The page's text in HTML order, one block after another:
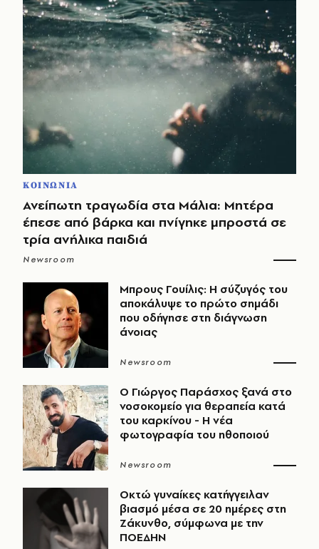
ΚΟΙΝΩΝΙΑ
Ανείπωτη τραγωδία στα Μάλια: Μητέρα
έπεσε από βάρκα και πνίγηκε μπροστά σε
τρία ανήλικα παιδιά
Newsroom
Μπρους Γουίλις: Η σύζυγός του
αποκάλυψε το πρώτο σημάδι
που οδήγησε στη διάγνωση
άνοιας
Newsroom
O Γιώργος Παράσχος ξανά στο
νοσοκομείο για θεραπεία κατά
του καρκίνου - Η νέα
φωτογραφία του ηθοποιού
Newsroom
Οκτώ γυναίκες κατήγγειλαν
βιασμό μέσα σε 20 ημέρες στη
Ζάκυνθο, σύμφωνα με την
ΠΟΕΔΗΝ